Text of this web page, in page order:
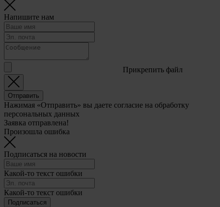
Напишите нам
Прикрепить файл
Отправить
Нажимая «Отправить» вы даете согласие на обработку
персональных данных
Заявка отправлена!
Произошла ошибка
Подписаться на новости
Какой-то текст ошибки
Какой-то текст ошибки
Подписаться